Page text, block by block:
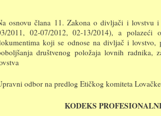
osnovu člana 11. Zakona o divljači i lovstvu
2011, 02-07/2012, 02-13/2014), a polazeći
koji se odnose na divljač i
društvenog položaja lovnih radnika,
odbor na predlog Etičkog komiteta
KODEKS